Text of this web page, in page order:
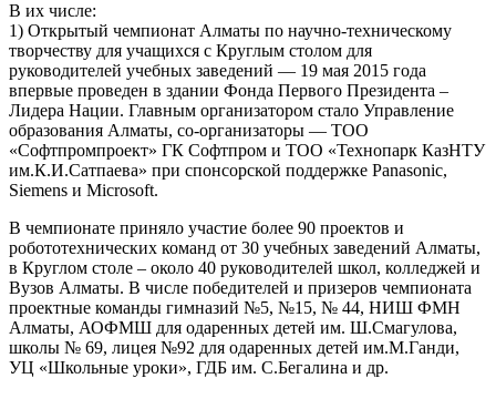
В их числе:
1) Открытый чемпионат Алматы по научно-техническому
творчеству для учащихся с Круглым столом для
руководителей учебных заведений — 19 мая 2015 года
впервые проведен в здании Фонда Первого Президента –
Лидера Нации. Главным организатором стало Управление
образования Алматы, со-организаторы — ТОО
«Софтпромпроект» ГК Софтпром и ТОО «Технопарк КазНТУ
им.К.И.Сатпаева» при спонсорской поддержке Panasonic,
Siemens и Microsoft.
В чемпионате приняло участие более 90 проектов и
робототехнических команд от 30 учебных заведений Алматы,
в Круглом столе – около 40 руководителей школ, колледжей и
Вузов Алматы. В числе победителей и призеров чемпионата
проектные команды гимназий №5, №15, № 44, НИШ ФМН
Алматы, АОФМШ для одаренных детей им. Ш.Смагулова,
школы № 69, лицея №92 для одаренных детей им.М.Ганди,
УЦ «Школьные уроки», ГДБ им. С.Бегалина и др.